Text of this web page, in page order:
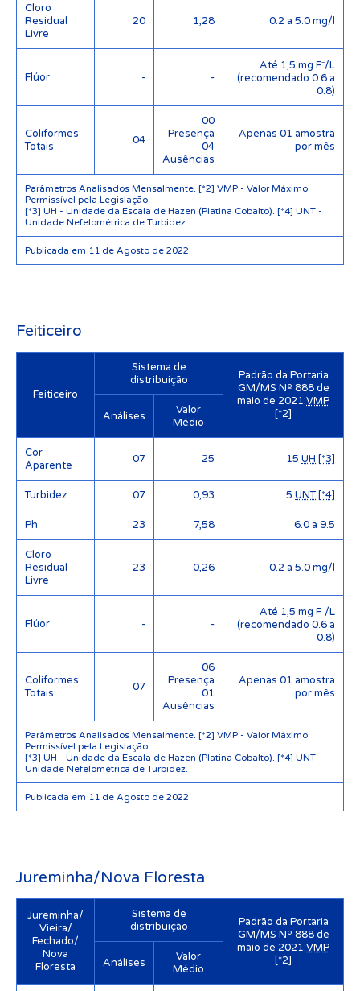
Parâmetros Analisados Mensalmente. [*2] VMP - Valor Máximo
Permissível pela Legislação.
[*3] UH - Unidade da Escala de Hazen (Platina Cobalto). [*4] UNT -
Unidade Nefelométrica de Turbidez.
Publicada em 11 de Agosto de 2022
Cloro
Residual
Livre
20 1,28 0.2 a 5.0 mg/l
Flúor - -
Até 1,5 mg F⁻/L
(recomendado 0.6 a
0.8)
Coliformes
Totais
04
00
Presença
04
Ausências
Apenas 01 amostra
por mês
Feiticeiro
Feiticeiro
Sistema de
distribuição
Padrão da Portaria
GM/MS Nº 888 de
maio de 2021:VMP
[*2]
Análises
Valor
Médio
Parâmetros Analisados Mensalmente. [*2] VMP - Valor Máximo
Permissível pela Legislação.
[*3] UH - Unidade da Escala de Hazen (Platina Cobalto). [*4] UNT -
Unidade Nefelométrica de Turbidez.
Publicada em 11 de Agosto de 2022
Cor
Aparente
07 25 15 UH [*3]
Turbidez 07 0,93 5 UNT [*4]
Ph 23 7,58 6.0 a 9.5
Cloro
Residual
Livre
23 0,26 0.2 a 5.0 mg/l
Flúor - -
Até 1,5 mg F⁻/L
(recomendado 0.6 a
0.8)
Coliformes
Totais
07
06
Presença
01
Ausências
Apenas 01 amostra
por mês
Jureminha/Nova Floresta
Jureminha/
Vieira/
Fechado/
Nova
Floresta
Sistema de
distribuição
Padrão da Portaria
GM/MS Nº 888 de
maio de 2021:VMP
[*2]
Análises
Valor
Médio